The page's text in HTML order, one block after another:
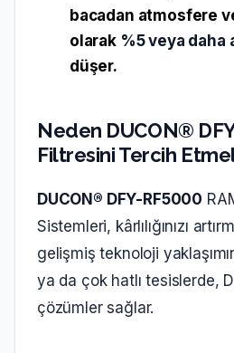
bacadan atmosfere
olarak %5 veya daha
düşer.
Neden DUCON®
Filtresini Tercih
DUCON® DFY-RF5000
Sistemleri, kârlılığınızı
gelişmiş teknoloji
ya da çok hatlı tesislerde,
çözümler sağlar.